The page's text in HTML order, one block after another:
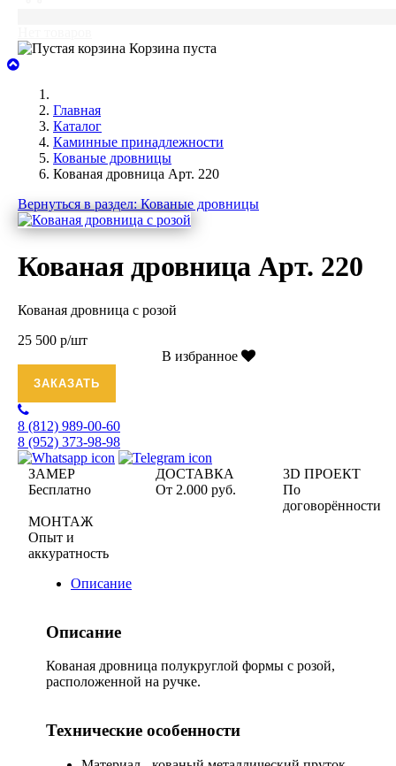
Корзина пуста
Главная
Каталог
Каминные принадлежности
Кованые дровницы
Кованая дровница Арт. 220
Вернуться в раздел: Кованые дровницы
Кованая дровница Арт. 220
Кованая дровница с розой
25 500 р/шт
В избранное
ЗАКАЗАТЬ
8 (812) 989-00-60
8 (952) 373-98-98
ЗАМЕР
Бесплатно
ДОСТАВКА
От 2.000 руб.
3D ПРОЕКТ
По
договорённости
МОНТАЖ
Опыт и
аккуратность
Описание
Описание
Кованая дровница полукруглой формы с розой,
расположенной на ручке.
Технические особенности